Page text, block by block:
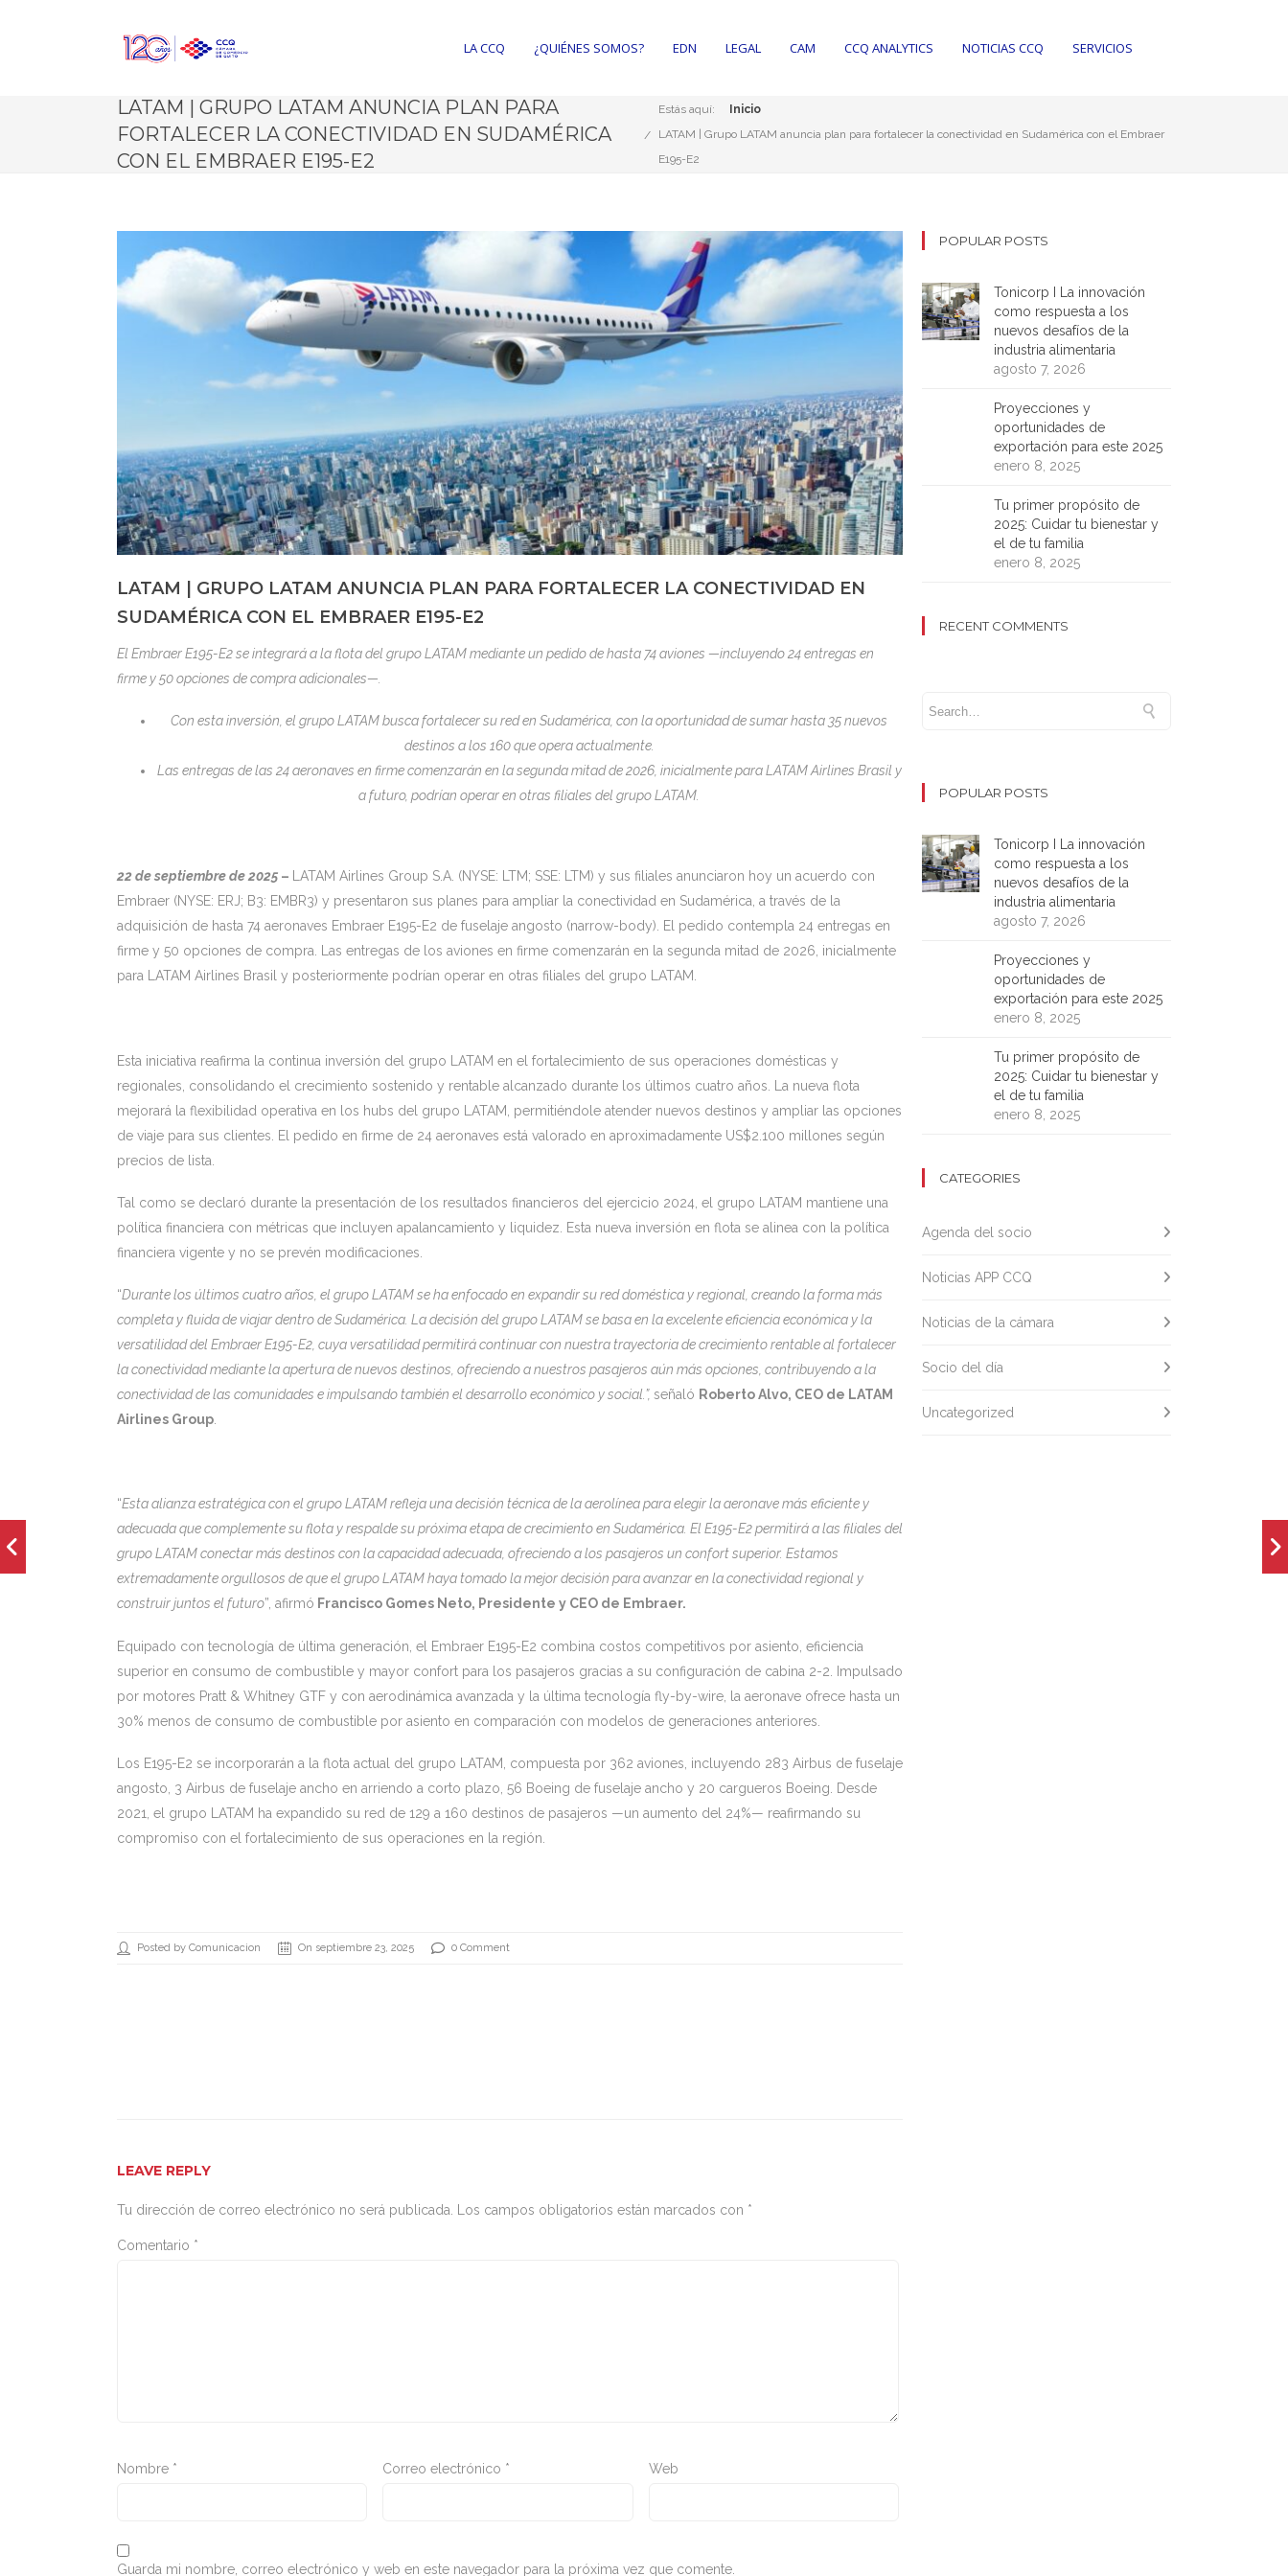
LA CCQ ¿QUIÉNES SOMOS? EDN LEGAL CAM CCQ ANALYTICS NOTICIAS CCQ SERVICIOS
LATAM | GRUPO LATAM ANUNCIA PLAN PARA
FORTALECER LA CONECTIVIDAD EN SUDAMÉRICA
CON EL EMBRAER E195-E2
Estás aquí:
Inicio
LATAM | Grupo LATAM anuncia plan para fortalecer la conectividad en Sudamérica con el Embraer
E195-E2
LATAM | GRUPO LATAM ANUNCIA PLAN PARA FORTALECER LA CONECTIVIDAD EN
SUDAMÉRICA CON EL EMBRAER E195-E2
El Embraer E195-E2 se integrará a la flota del grupo LATAM mediante un pedido de hasta 74 aviones —incluyendo 24 entregas en
firme y 50 opciones de compra adicionales—.
Con esta inversión, el grupo LATAM busca fortalecer su red en Sudamérica, con la oportunidad de sumar hasta 35 nuevos
destinos a los 160 que opera actualmente.
Las entregas de las 24 aeronaves en firme comenzarán en la segunda mitad de 2026, inicialmente para LATAM Airlines Brasil y
a futuro, podrían operar en otras filiales del grupo LATAM.
22 de septiembre de 2025 – LATAM Airlines Group S.A. (NYSE: LTM; SSE: LTM) y sus filiales anunciaron hoy un acuerdo con
Embraer (NYSE: ERJ; B3: EMBR3) y presentaron sus planes para ampliar la conectividad en Sudamérica, a través de la
adquisición de hasta 74 aeronaves Embraer E195-E2 de fuselaje angosto (narrow-body). El pedido contempla 24 entregas en
firme y 50 opciones de compra. Las entregas de los aviones en firme comenzarán en la segunda mitad de 2026, inicialmente
para LATAM Airlines Brasil y posteriormente podrían operar en otras filiales del grupo LATAM.
Esta iniciativa reafirma la continua inversión del grupo LATAM en el fortalecimiento de sus operaciones domésticas y
regionales, consolidando el crecimiento sostenido y rentable alcanzado durante los últimos cuatro años. La nueva flota
mejorará la flexibilidad operativa en los hubs del grupo LATAM, permitiéndole atender nuevos destinos y ampliar las opciones
de viaje para sus clientes. El pedido en firme de 24 aeronaves está valorado en aproximadamente US$2.100 millones según
precios de lista.
Tal como se declaró durante la presentación de los resultados financieros del ejercicio 2024, el grupo LATAM mantiene una
política financiera con métricas que incluyen apalancamiento y liquidez. Esta nueva inversión en flota se alinea con la política
financiera vigente y no se prevén modificaciones.
“Durante los últimos cuatro años, el grupo LATAM se ha enfocado en expandir su red doméstica y regional, creando la forma más
completa y fluida de viajar dentro de Sudamérica. La decisión del grupo LATAM se basa en la excelente eficiencia económica y la
versatilidad del Embraer E195-E2, cuya versatilidad permitirá continuar con nuestra trayectoria de crecimiento rentable al fortalecer
la conectividad mediante la apertura de nuevos destinos, ofreciendo a nuestros pasajeros aún más opciones, contribuyendo a la
conectividad de las comunidades e impulsando también el desarrollo económico y social.”, señaló Roberto Alvo, CEO de LATAM
Airlines Group
“Esta alianza estratégica con el grupo LATAM refleja una decisión técnica de la aerolínea para elegir la aeronave más eficiente y
adecuada que complemente su flota y respalde su próxima etapa de crecimiento en Sudamérica. El E195-E2 permitirá a las filiales del
grupo LATAM conectar más destinos con la capacidad adecuada, ofreciendo a los pasajeros un confort superior. Estamos
extremadamente orgullosos de que el grupo LATAM haya tomado la mejor decisión para avanzar en la conectividad regional y
construir juntos el futuro”, afirmó Francisco Gomes Neto, Presidente y CEO de Embraer.
Equipado con tecnología de última generación, el Embraer E195-E2 combina costos competitivos por asiento, eficiencia
superior en consumo de combustible y mayor confort para los pasajeros gracias a su configuración de cabina 2-2. Impulsado
por motores Pratt & Whitney GTF y con aerodinámica avanzada y la última tecnología fly-by-wire, la aeronave ofrece hasta un
30% menos de consumo de combustible por asiento en comparación con modelos de generaciones anteriores.
Los E195-E2 se incorporarán a la flota actual del grupo LATAM, compuesta por 362 aviones, incluyendo 283 Airbus de fuselaje
angosto, 3 Airbus de fuselaje ancho en arriendo a corto plazo, 56 Boeing de fuselaje ancho y 20 cargueros Boeing. Desde
2021, el grupo LATAM ha expandido su red de 129 a 160 destinos de pasajeros —un aumento del 24%— reafirmando su
compromiso con el fortalecimiento de sus operaciones en la región.
Posted by Comunicacion On septiembre 23, 2025 0 Comment
LEAVE REPLY
Tu dirección de correo electrónico no será publicada. Los campos obligatorios están marcados con *
Comentario *
Nombre * Correo electrónico * Web
Guarda mi nombre, correo electrónico y web en este navegador para la próxima vez que comente.
POPULAR POSTS
Tonicorp I La innovación
como respuesta a los
nuevos desafíos de la
industria alimentaria
agosto 7, 2026
Proyecciones y
oportunidades de
exportación para este 2025
enero 8, 2025
Tu primer propósito de
2025: Cuidar tu bienestar y
el de tu familia
enero 8, 2025
RECENT COMMENTS
POPULAR POSTS
Tonicorp I La innovación
como respuesta a los
nuevos desafíos de la
industria alimentaria
agosto 7, 2026
Proyecciones y
oportunidades de
exportación para este 2025
enero 8, 2025
Tu primer propósito de
2025: Cuidar tu bienestar y
el de tu familia
enero 8, 2025
CATEGORIES
Agenda del socio
Noticias APP CCQ
Noticias de la cámara
Socio del día
Uncategorized